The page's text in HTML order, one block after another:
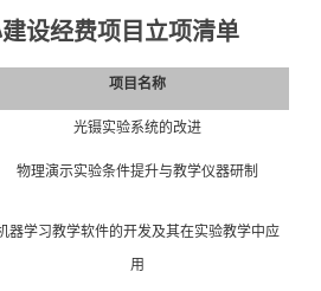
设经费项目立项清单
项目名称
光镊实验系统的改进
物理演示实验条件提升与教学仪器研制
器学习教学软件的开发及其在实验教学中应
用